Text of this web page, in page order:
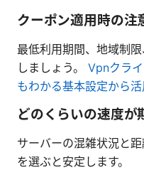
クーポン適用時の注
最低利用期間、地域制
しましょう。 Vpnクラ
もわかる基本設定から
どのくらいの速度が
サーバーの混雑状況と
を選ぶと安定します。